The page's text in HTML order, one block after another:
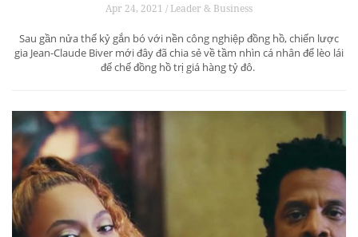
Apr 24, 2021 / Leader & Business
Sau gần nửa thế kỷ gắn bó với nền công nghiệp đồng hồ, chiến lược
gia Jean-Claude Biver mới đây đã chia sẻ về tầm nhìn cá nhân để lèo lái
đế chế đồng hồ trị giá hàng tỷ đô.